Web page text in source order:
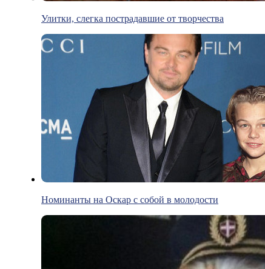
Улитки, слегка пострадавшие от творчества
Номинанты на Оскар c cобой в молодости